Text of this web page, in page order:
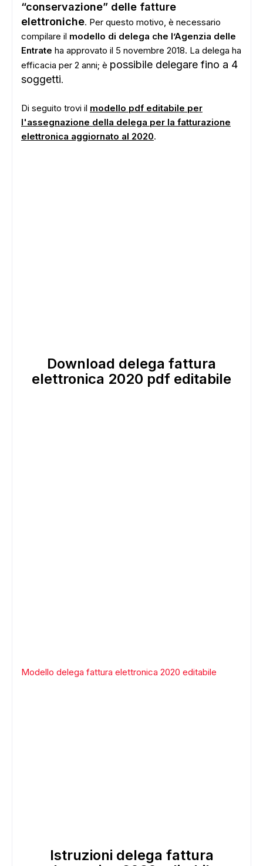
“conservazione” delle fatture
elettroniche. Per questo motivo, è necessario
compilare il modello di delega che l’Agenzia delle
Entrate ha approvato il 5 novembre 2018. La delega ha
efficacia per 2 anni; è possibile delegare fino a 4
soggetti.
Di seguito trovi il modello pdf editabile per
l'assegnazione della delega per la fatturazione
elettronica aggiornato al 2020.
Download delega fattura
elettronica 2020 pdf editabile
Modello delega fattura elettronica 2020 editabile
Istruzioni delega fattura